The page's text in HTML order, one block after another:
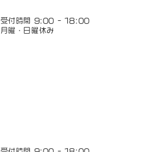
受付時間 9:00 - 18:00
月曜・日曜休み